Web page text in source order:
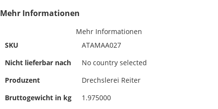
Mehr Informationen
Mehr Informationen
SKU
ATAMAA027
Nicht lieferbar nach
No country selected
Produzent
Drechslerei Reiter
Bruttogewicht in kg
1.975000